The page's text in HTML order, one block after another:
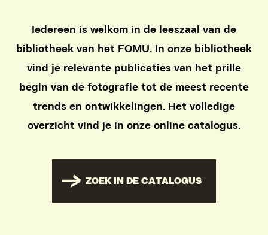
Iedereen is welkom in de leeszaal van de
bibliotheek van het FOMU. In onze bibliotheek
vind je relevante publicaties van het prille
begin van de fotografie tot de meest recente
trends en ontwikkelingen. Het volledige
overzicht vind je in onze online catalogus.
ZOEK IN DE CATALOGUS